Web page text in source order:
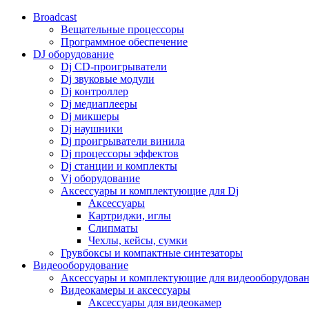
Broadcast
Вещательные процессоры
Программное обеспечение
DJ оборудование
Dj CD-проигрыватели
Dj звуковые модули
Dj контроллер
Dj медиаплееры
Dj микшеры
Dj наушники
Dj проигрыватели винила
Dj процессоры эффектов
Dj станции и комплекты
Vj оборудование
Аксессуары и комплектующие для Dj
Аксессуары
Картриджи, иглы
Слипматы
Чехлы, кейсы, сумки
Грувбоксы и компактные синтезаторы
Видеооборудование
Аксессуары и комплектующие для
Видеокамеры и аксессуары
Аксессуары для видеокамер